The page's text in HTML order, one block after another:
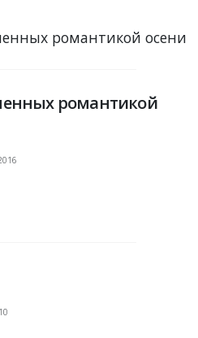
романтикой